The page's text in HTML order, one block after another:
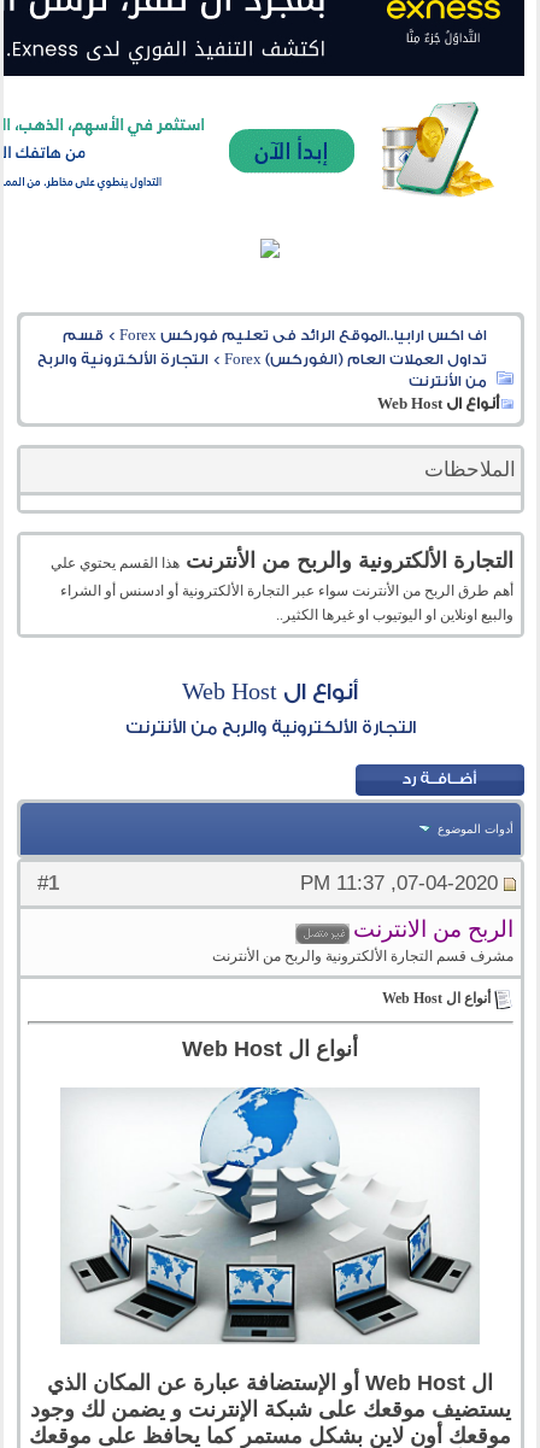
اف اكس ارابيا..الموقع الرائد فى تعليم فوركس Forex > قسم
تداول العملات العام (الفوركس) Forex
>التجارة الألكترونية والربح
من الأنترنت
أنواع ال Web Host
الملاحظات
التجارة الألكترونية والربح من الأنترنت هذا القسم يحتوي علي
أهم طرق الربح من الأنترنت سواء عبر التجارة الألكترونية أو ادسنس أو الشراء
والبيع اونلاين او اليوتيوب او غيرها الكثير..
أنواع ال Web Host
التجارة الألكترونية والربح من الأنترنت
أدوات الموضوع
#
1 07-04-2020, 11:37 PM
الربح من الانترنت
مشرف قسم التجارة الألكترونية والربح من الأنترنت
أنواع ال Web Host
أنواع ال Web Host
ال Web Host أو الإستضافة عبارة عن المكان الذي
يستضيف موقعك على شبكة الإنترنت و يضمن لك وجود
موقعك أون لاين بشكل مستمر كما يحافظ على موقعك